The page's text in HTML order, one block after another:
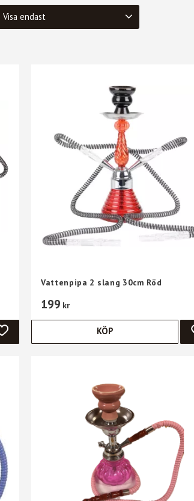
Visa endast
LÄGG TILL I FAVORITER
Vattenpipa 2 slang 30cm Röd
199 kr
KÖP